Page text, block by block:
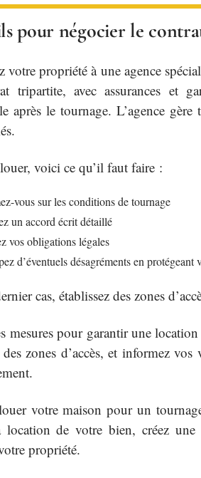
pour négocier le
votre propriété à une agence
tripartite, avec assurances et
après le tournage. L’agence
voici ce qu’il faut faire :
vous sur les conditions de tournage
un accord écrit détaillé
vos obligations légales
d’éventuels désagréments en protégeant
cas, établissez des zones
mesures pour garantir une
des zones d’accès, et informez
votre maison pour un
location de votre bien, créez
propriété.